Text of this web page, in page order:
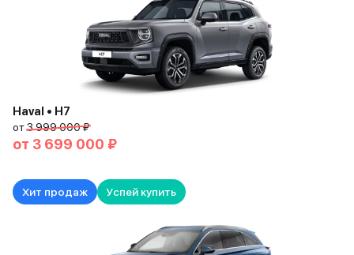
Haval • H7
от3 999 000 ₽
от 3 699 000 ₽
Хит продаж Успей купить